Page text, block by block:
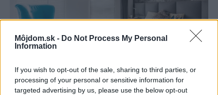
Môjdom.sk - Do Not Process My Personal
Information
If you wish to opt-out of the sale, sharing to third parties, or
processing of your personal or sensitive information for
targeted advertising by us, please use the below opt-out
Zdroj: iStock